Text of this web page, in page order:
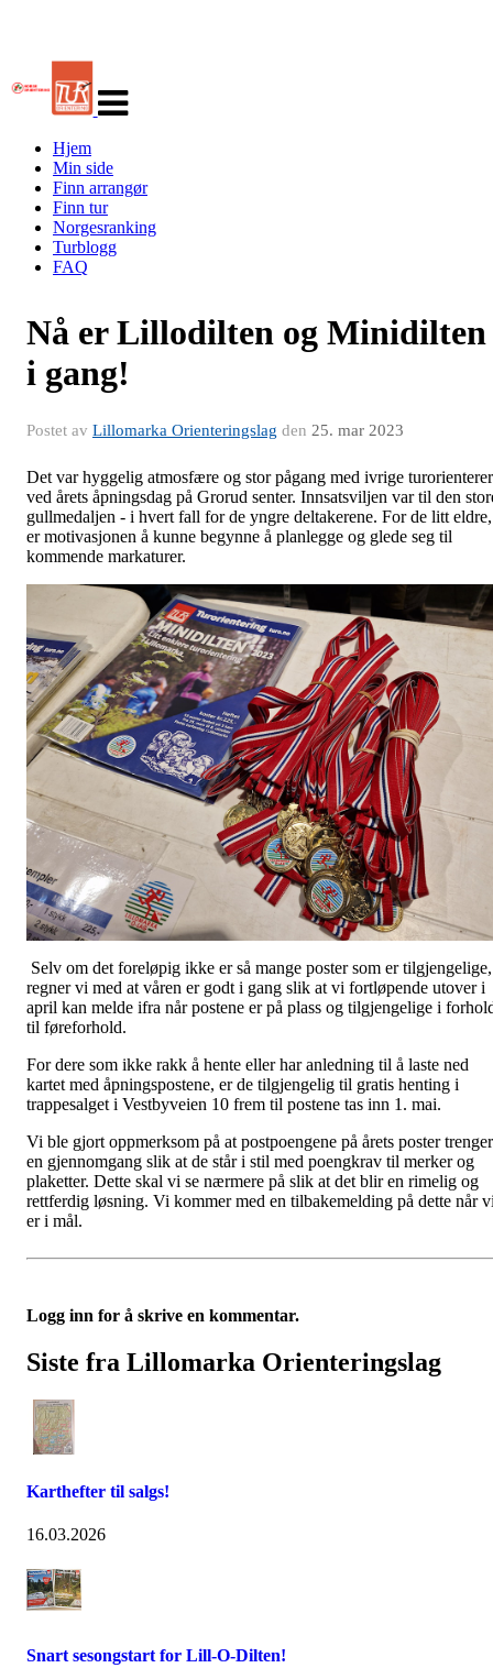
navigasjon
Hjem
Min side
Finn arrangør
Finn tur
Norgesranking
Turblogg
FAQ
Nå er Lillodilten og Minidilten
i gang!
Postet av Lillomarka Orienteringslag den 25. mar 2023
Det var hyggelig atmosfære og stor pågang med ivrige
ved årets åpningsdag på Grorud senter. Innsatsviljen var til den
gullmedaljen - i hvert fall for de yngre deltakerene. For de litt eldre,
er motivasjonen å kunne begynne å planlegge og glede seg til
kommende markaturer.
Selv om det foreløpig ikke er så mange poster som er tilgjengelige,
regner vi med at våren er godt i gang slik at vi fortløpende utover i
april kan melde ifra når postene er på plass og tilgjengelige i
til føreforhold.
For dere som ikke rakk å hente eller har anledning til å laste ned
kartet med åpningspostene, er de tilgjengelig til gratis henting i
trappesalget i Vestbyveien 10 frem til postene tas inn 1. mai.
Vi ble gjort oppmerksom på at postpoengene på årets poster trenger
en gjennomgang slik at de står i stil med poengkrav til merker og
plaketter. Dette skal vi se nærmere på slik at det blir en rimelig og
rettferdig løsning. Vi kommer med en tilbakemelding på dette når
er i mål.
Logg inn for å skrive en kommentar.
Siste fra Lillomarka Orienteringslag
Karthefter til salgs!
16.03.2026
Snart sesongstart for Lill-O-Dilten!